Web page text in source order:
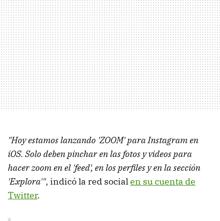
"Hoy estamos lanzando 'ZOOM' para Instagram en
iOS. Solo deben pinchar en las fotos y videos para
hacer zoom en el 'feed', en los perfiles y en la sección
'Explora'", indicó la red socialen su cuenta de
Twitter.